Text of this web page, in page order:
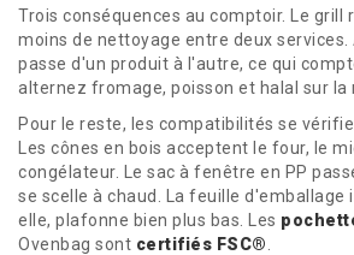
Trois conséquences au comptoir. Le grill
moins de nettoyage entre deux services.
passe d'un produit à l'autre, ce qui
alternez fromage, poisson et halal sur la
Pour le reste, les compatibilités se
Les cônes en bois acceptent le four, le
congélateur. Le sac à fenêtre en PP
se scelle à chaud. La feuille d'emballage
elle, plafonne bien plus bas. Les
Ovenbag sont certifiés FSC®